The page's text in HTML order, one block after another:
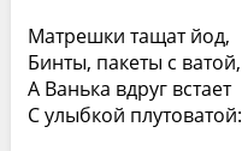
Матрешки тащат йод,
Бинты, пакеты с ватой,
А Ванька вдруг встает
С улыбкой плутоватой: